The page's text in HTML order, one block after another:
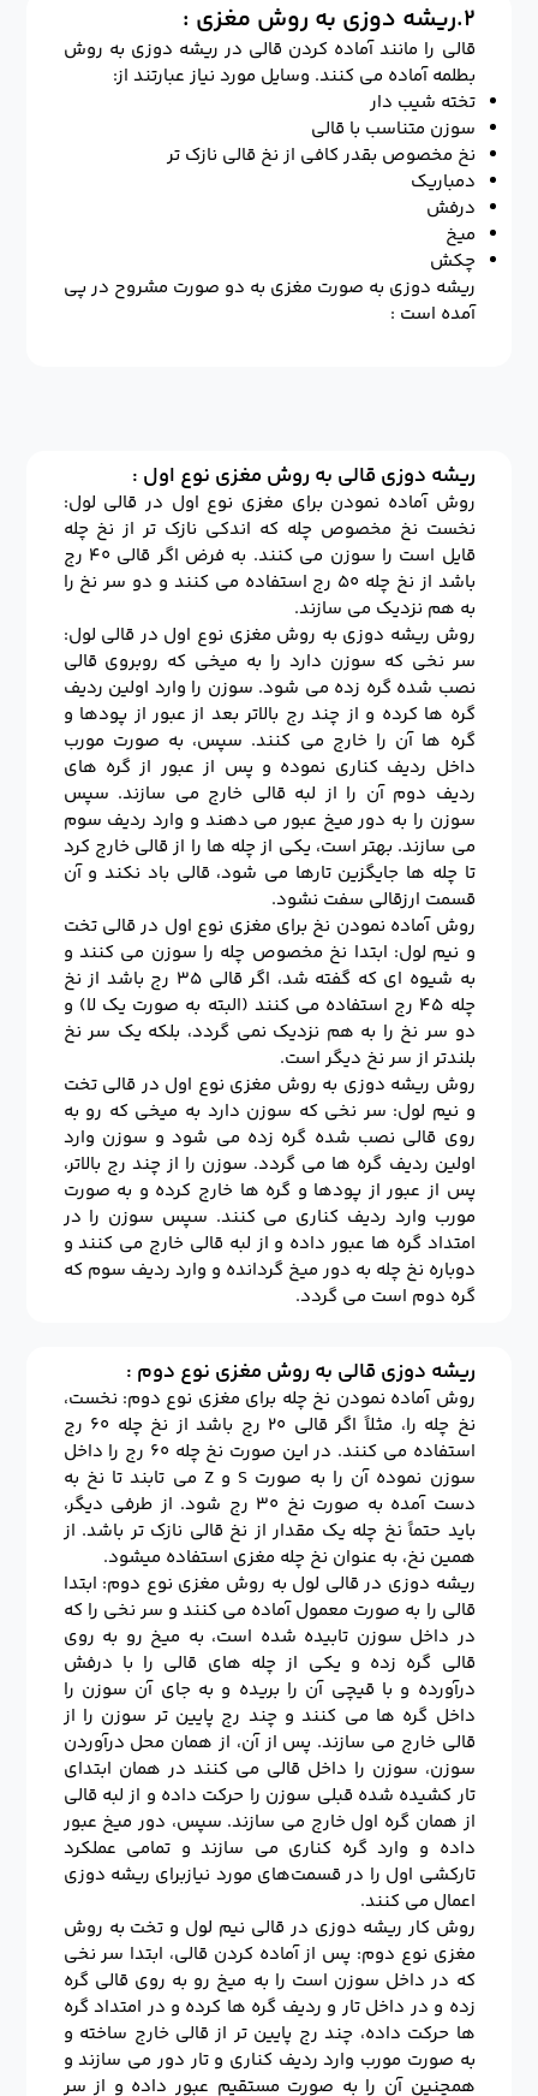
۲.ریشه دوزی به روش مغزی :
قالی را مانند آماده کردن قالی در ریشه دوزی به روش
بطلمه آماده می کنند. وسایل مورد نیاز عبارتند از:
تخته شیب دار
سوزن متناسب با قالی
نخ مخصوص بقدر کافی از نخ قالی نازک تر
دمباریک
درفش
میخ
چکش
ریشه دوزی به صورت مغزی به دو صورت مشروح در پی
آمده است :
ریشه دوزی قالی به روش مغزی نوع اول :
روش آماده نمودن برای مغزی نوع اول در قالی لول:
نخست نخ مخصوص چله که اندکی نازک تر از نخ چله
قایل است را سوزن می کنند. به فرض اگر قالی ۴۰ رج
باشد از نخ چله ۵۰ رج استفاده می کنند و دو سر نخ را
به هم نزدیک می سازند.
روش ریشه دوزی به روش مغزی نوع اول در قالی لول:
سر نخی که سوزن دارد را به میخی که روبروی قالی
نصب شده گره زده می شود. سوزن را وارد اولین ردیف
گره ها کرده و از چند رج بالاتر بعد از عبور از پودها و
گره ها آن را خارج می کنند. سپس، به صورت مورب
داخل ردیف کناری نموده و پس از عبور از گره های
ردیف دوم آن را از لبه قالی خارج می سازند. سپس
سوزن را به دور میخ عبور می دهند و وارد ردیف سوم
می سازند. بهتر است، یکی از چله ها را از قالی خارج کرد
تا چله ها جایگزین تارها می شود، قالی باد نکند و آن
قسمت ارزقالی سفت نشود.
روش آماده نمودن نخ برای مغزی نوع اول در قالی تخت
و نیم لول: ابتدا نخ مخصوص چله را سوزن می کنند و
به شیوه ای که گفته شد، اگر قالی ۳۵ رج باشد از نخ
چله ۴۵ رج استفاده می کنند (البته به صورت یک لا) و
دو سر نخ را به هم نزدیک نمی گردد، بلکه یک سر نخ
بلندتر از سر نخ دیگر است.
روش ریشه دوزی به روش مغزی نوع اول در قالی تخت
و نیم لول: سر نخی که سوزن دارد به میخی که رو به
روی قالی نصب شده گره زده می شود و سوزن وارد
اولین ردیف گره ها می گردد. سوزن را از چند رج بالاتر،
پس از عبور از پودها و گره ها خارج کرده و به صورت
مورب وارد ردیف کناری می کنند. سپس سوزن را در
امتداد گره ها عبور داده و از لبه قالی خارج می کنند و
دوباره نخ چله به دور میخ گردانده و وارد ردیف سوم که
گره دوم است می گردد.
ریشه دوزی قالی به روش مغزی نوع دوم :
روش آماده نمودن نخ چله برای مغزی نوع دوم: نخست،
نخ چله را، مثلاً اگر قالی ۲۰ رج باشد از نخ چله ۶۰ رج
استفاده می کنند. در این صورت نخ چله ۶۰ رج را داخل
سوزن نموده آن را به صورت S و Z می تابند تا نخ به
دست آمده به صورت نخ ۳۰ رج شود. از طرفی دیگر،
باید حتماً نخ چله یک مقدار از نخ قالی نازک تر باشد. از
همین نخ، به عنوان نخ چله مغزی استفاده میشود.
ریشه دوزی در قالی لول به روش مغزی نوع دوم: ابتدا
قالی را به صورت معمول آماده می کنند و سر نخی را که
در داخل سوزن تابیده شده است، به میخ رو به روی
قالی گره زده و یکی از چله های قالی را با درفش
درآورده و با قیچی آن را بریده و به جای آن سوزن را
داخل گره ها می کنند و چند رج پایین تر سوزن را از
قالی خارج می سازند. پس از آن، از همان محل درآوردن
سوزن، سوزن را داخل قالی می کنند در همان ابتدای
تار کشیده شده قبلی سوزن را حرکت داده و از لبه قالی
از همان گره اول خارج می سازند. سپس، دور میخ عبور
داده و وارد گره کناری می سازند و تمامی عملکرد
تارکشی اول را در قسمت‌های مورد نیازبرای ریشه دوزی
اعمال می کنند.
روش کار ریشه دوزی در قالی نیم لول و تخت به روش
مغزی نوع دوم: پس از آماده کردن قالی، ابتدا سر نخی
که در داخل سوزن است را به میخ رو به روی قالی گره
زده و در داخل تار و ردیف گره ها کرده و در امتداد گره
ها حرکت داده، چند رج پایین تر از قالی خارج ساخته و
به صورت مورب وارد ردیف کناری و تار دور می سازند و
همچنین آن را به صورت مستقیم عبور داده و از سر